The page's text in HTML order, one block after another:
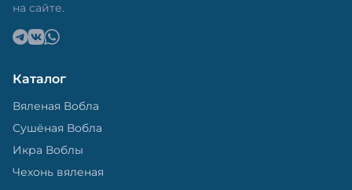
на сайте.
Каталог
Вяленая Вобла
Сушёная Вобла
Икра Воблы
Чехонь вяленая